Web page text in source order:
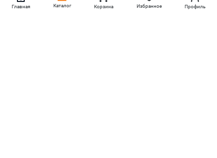
Главная Каталог Корзина Избранное Профиль